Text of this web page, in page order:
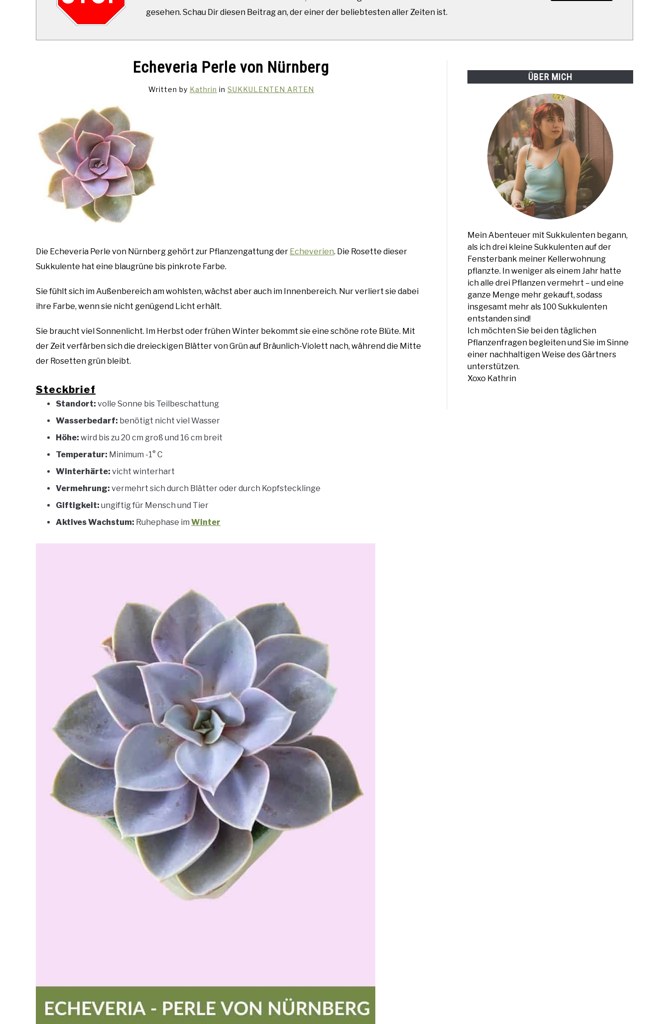
gesehen. Schau Dir diesen Beitrag an, der einer der beliebtesten aller Zeiten ist.
Echeveria Perle von Nürnberg
Written by Kathrin in SUKKULENTEN ARTEN
Die Echeveria Perle von Nürnberg gehört zur Pflanzengattung der Echeverien. Die Rosette dieser
Sukkulente hat eine blaugrüne bis pinkrote Farbe.
Sie fühlt sich im Außenbereich am wohlsten, wächst aber auch im Innenbereich. Nur verliert sie dabei
ihre Farbe, wenn sie nicht genügend Licht erhält.
Sie braucht viel Sonnenlicht. Im Herbst oder frühen Winter bekommt sie eine schöne rote Blüte. Mit
der Zeit verfärben sich die dreieckigen Blätter von Grün auf Bräunlich-Violett nach, während die Mitte
der Rosetten grün bleibt.
Steckbrief
Standort: volle Sonne bis Teilbeschattung
Wasserbedarf: benötigt nicht viel Wasser
Höhe: wird bis zu 20 cm groß und 16 cm breit
Temperatur: Minimum -1° C
Winterhärte: vicht winterhart
Vermehrung: vermehrt sich durch Blätter oder durch Kopfstecklinge
Giftigkeit: ungiftig für Mensch und Tier
Aktives Wachstum: Ruhephase im Winter
ÜBER MICH
Mein Abenteuer mit Sukkulenten begann,
als ich drei kleine Sukkulenten auf der
Fensterbank meiner Kellerwohnung
pflanzte. In weniger als einem Jahr hatte
ich alle drei Pflanzen vermehrt – und eine
ganze Menge mehr gekauft, sodass
insgesamt mehr als 100 Sukkulenten
entstanden sind!
Ich möchten Sie bei den täglichen
Pflanzenfragen begleiten und Sie im Sinne
einer nachhaltigen Weise des Gärtners
unterstützen.
Xoxo Kathrin